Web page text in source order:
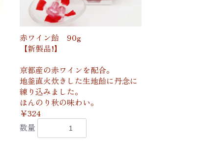
赤ワイン飴 90g
【新製品!】
京都産の赤ワインを配合。
地釜直火炊きした生地飴に丹念に
練り込みました。
ほんのり秋の味わい。
￥324
数量